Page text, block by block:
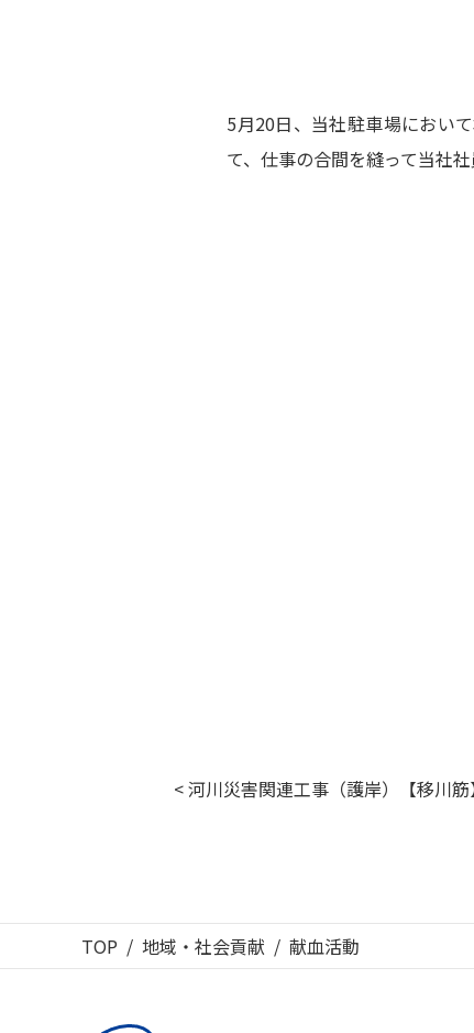
5月20日、当社駐車場におい
て、仕事の合間を縫って当社
< 河川災害関連工事（護岸）【移川
TOP 地域・社会貢献 献血活動